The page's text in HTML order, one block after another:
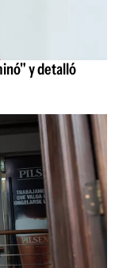
y detalló